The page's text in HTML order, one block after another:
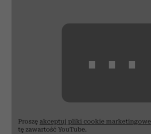
⋯
Proszę akceptuj pliki cookie marketingowe
tę zawartość YouTube.